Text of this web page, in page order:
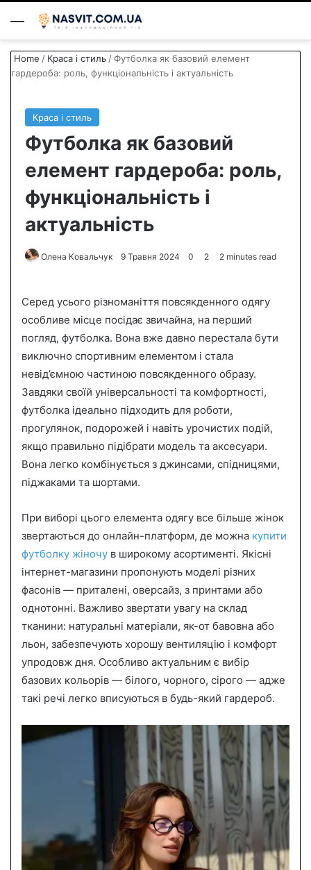
Menu
Home / Краса і стиль /Футболка як базовий елемент
гардероба: роль, функціональність і актуальність
Краса і стиль
Футболка як базовий
елемент гардероба: роль,
функціональність і
актуальність
Олена Ковальчук
d
a
n
e
m
a
i
9 Травня 2024 0 2 2 minutes read
Серед усього різноманіття повсякденного одягу
особливе місце посідає звичайна, на перший
погляд, футболка. Вона вже давно перестала бути
виключно спортивним елементом і стала
невід’ємною частиною повсякденного образу.
Завдяки своїй універсальності та комфортності,
футболка ідеально підходить для роботи,
прогулянок, подорожей і навіть урочистих подій,
якщо правильно підібрати модель та аксесуари.
Вона легко комбінується з джинсами, спідницями,
піджаками та шортами.
При виборі цього елемента одягу все більше жінок
звертаються до онлайн-платформ, де можна купити
футболку жіночу в широкому асортименті. Якісні
інтернет-магазини пропонують моделі різних
фасонів — приталені, оверсайз, з принтами або
однотонні. Важливо звертати увагу на склад
тканини: натуральні матеріали, як-от бавовна або
льон, забезпечують хорошу вентиляцію і комфорт
упродовж дня. Особливо актуальним є вибір
базових кольорів — білого, чорного, сірого — адже
такі речі легко вписуються в будь-який гардероб.